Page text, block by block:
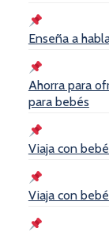
Enseña a
Ahorra para
para bebés
Viaja con
Viaja con